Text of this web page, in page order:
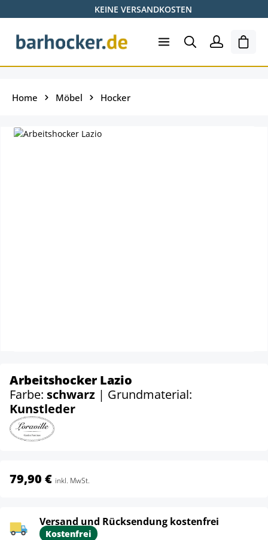
Zum Hauptinhalt springenKEINE VERSANDKOSTEN
Home Möbel Hocker
Arbeitshocker Lazio
Farbe: schwarz | Grundmaterial:
Kunstleder
79,90 € inkl. MwSt.
Versand und Rücksendung kostenfrei
Kostenfrei